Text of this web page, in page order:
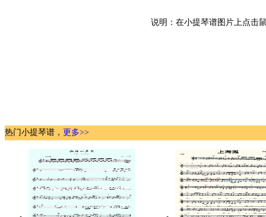
说明：在小提琴谱图片上点击
热门小提琴谱， 更多>>